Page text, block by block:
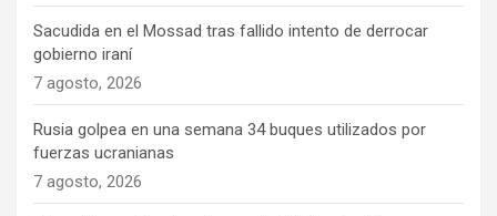
Sacudida en el Mossad tras fallido intento de derrocar
gobierno iraní
7 agosto, 2026
Rusia golpea en una semana 34 buques utilizados por
fuerzas ucranianas
7 agosto, 2026